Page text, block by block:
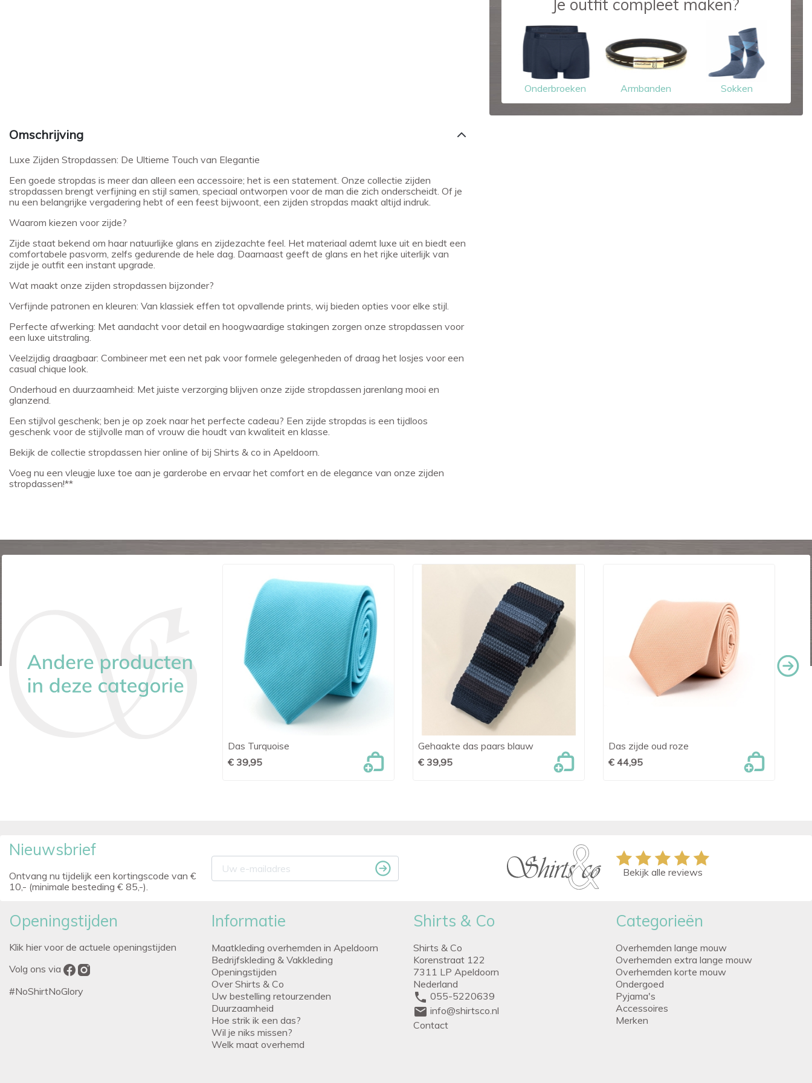
Je outfit compleet maken?
Onderbroeken Armbanden Sokken
Omschrijving
Luxe Zijden Stropdassen: De Ultieme Touch van Elegantie
Een goede stropdas is meer dan alleen een accessoire; het is een statement. Onze collectie zijden
stropdassen brengt verfijning en stijl samen, speciaal ontworpen voor de man die zich onderscheidt. Of je
nu een belangrijke vergadering hebt of een feest bijwoont, een zijden stropdas maakt altijd indruk.
Waarom kiezen voor zijde?
Zijde staat bekend om haar natuurlijke glans en zijdezachte feel. Het materiaal ademt luxe uit en biedt een
comfortabele pasvorm, zelfs gedurende de hele dag. Daarnaast geeft de glans en het rijke uiterlijk van
zijde je outfit een instant upgrade.
Wat maakt onze zijden stropdassen bijzonder?
Verfijnde patronen en kleuren: Van klassiek effen tot opvallende prints, wij bieden opties voor elke stijl.
Perfecte afwerking: Met aandacht voor detail en hoogwaardige stakingen zorgen onze stropdassen voor
een luxe uitstraling.
Veelzijdig draagbaar: Combineer met een net pak voor formele gelegenheden of draag het losjes voor een
casual chique look.
Onderhoud en duurzaamheid: Met juiste verzorging blijven onze zijde stropdassen jarenlang mooi en
glanzend.
Een stijlvol geschenk; ben je op zoek naar het perfecte cadeau? Een zijde stropdas is een tijdloos
geschenk voor de stijlvolle man of vrouw die houdt van kwaliteit en klasse.
Bekijk de collectie stropdassen hier online of bij Shirts & co in Apeldoorn.
Voeg nu een vleugje luxe toe aan je garderobe en ervaar het comfort en de elegance van onze zijden
stropdassen!**

Das Turquoise
€ 39,95
 Snel bekijken
Gehaakte das paars blauw
€ 39,95
 Snel bekijken
Das zijde oud roze
€ 44,95
Nieuwsbrief
Ontvang nu tijdelijk een kortingscode van €
10,- (minimale besteding € 85,-).
Bekijk alle reviews
Openingstijden
Klik hier voor de actuele openingstijden
Volg ons via
#NoShirtNoGlory
Informatie
Maatkleding overhemden in Apeldoorn
Bedrijfskleding & Vakkleding
Openingstijden
Over Shirts & Co
Uw bestelling retourzenden
Duurzaamheid
Hoe strik ik een das?
Wil je niks missen?
Welk maat overhemd
Shirts & Co
Shirts & Co
Korenstraat 122
7311 LP Apeldoorn
Nederland
phone 055-5220639
mail info@shirtsco.nl
Contact
Categorieën
Overhemden lange mouw
Overhemden extra lange mouw
Overhemden korte mouw
Ondergoed
Pyjama's
Accessoires
Merken